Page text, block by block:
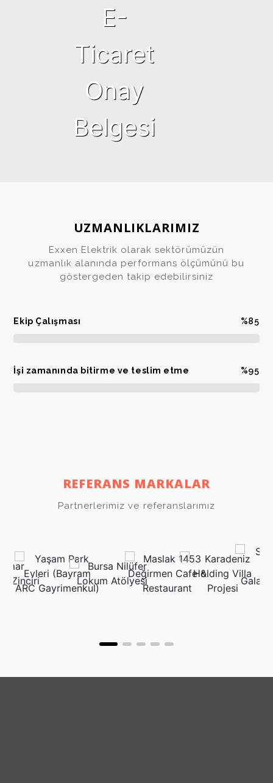
UZMANLIKLARIMIZ
Exxen Elektrik olarak sektörümüzün
uzmanlık alanında performans ölçümünü bu
göstergeden takip edebilirsiniz
Ekip Çalışması %85
İşi zamanında bitirme ve teslim etme %95
REFERANS MARKALAR
Partnerlerimiz ve referanslarımız